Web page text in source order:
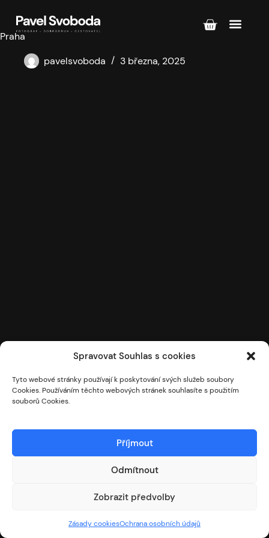
Spravovat Souhlas s cookies
Tyto webové stránky používají k poskytování svých služeb soubory
Cookies. Používáním těchto webových stránek souhlasíte s použitím
souborů Cookies.
Příjmout
Odmítnout
Zobrazit předvolby
Zásady cookiesOchrana osobních údajů
Praha
pavelsvoboda
3 března, 2025
Ochrana osobních údajů